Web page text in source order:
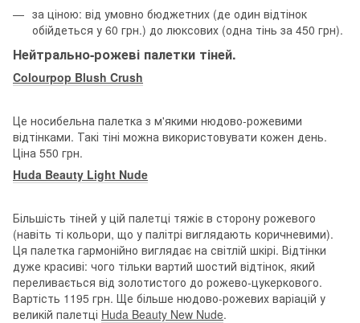
за ціною: від умовно бюджетних (де один відтінок
обійдеться у 60 грн.) до люксових (одна тінь за 450 грн).
Нейтрально-рожеві палетки тіней.
Colourpop Blush Crush
Це носибельна палетка з м'якими нюдово-рожевими
відтінками. Такі тіні можна використовувати кожен день.
Ціна 550 грн.
Huda Beauty Light Nude
Більшість тіней у цій палетці тяжіє в сторону рожевого
(навіть ті кольори, що у палітрі виглядають коричневими).
Ця палетка гармонійно виглядає на світлій шкірі. Відтінки
дуже красиві: чого тільки вартий шостий відтінок, який
переливається від золотистого до рожево-цукеркового.
Вартість 1195 грн. Ще більше нюдово-рожевих варіацій у
великій палетці Huda Beauty New Nude.